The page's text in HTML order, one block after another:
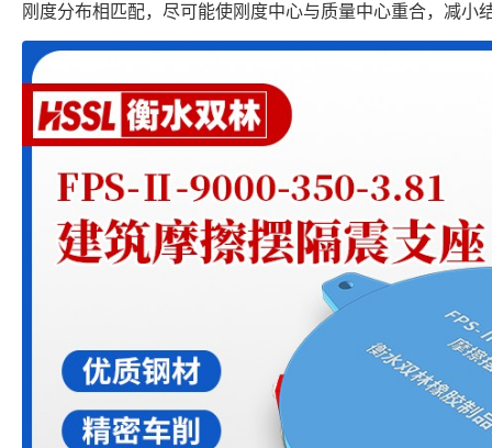
刚度分布相匹配，尽可能使刚度中心与质量中心重合，减小